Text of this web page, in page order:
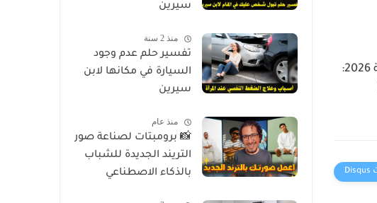
شبكة منافع بوبا الماسية 2026:
سيرين
منذ 2 سنة
تفسير حلم عدم وجود
السيارة في مكانها لابن
سيرين
منذ عام
📸 برومبتات لصناعة صور
التريند الجديدة للشباب
بالذكاء الاصطناعي